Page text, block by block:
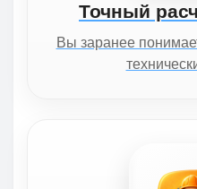
Точный
Вы заранее